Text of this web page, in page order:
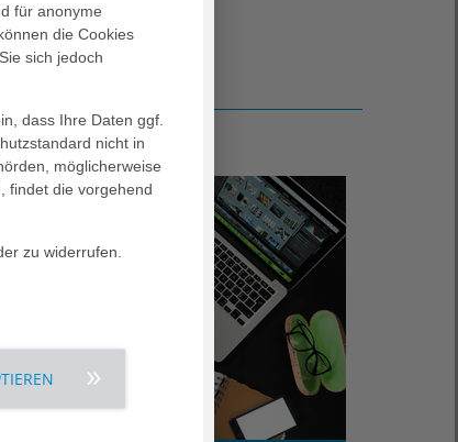
für anonyme
die Cookies
sich jedoch
dass Ihre Daten ggf.
nicht in
möglicherweise
findet die vorgehend
zu widerrufen.